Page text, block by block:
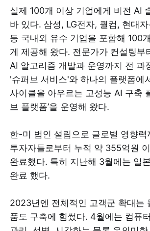
실제 100개 이상 기업에게 비전 AI
바 있다. 삼성, LG전자, 퀄컴, 현대
등 국내외 유수 기업을 포함해 100
게 제공해 왔다. 전문가가 컨설팅부
AI 알고리즘 개발과 운영까지 전 과
'슈퍼브 서비스'와 하나의 플랫폼에
사이클을 아우르는 고성능 AI 구축
브 플랫폼’을 운영해 왔다.
한-미 법인 설립으로 글로벌 영향력
투자자들로부터 누적 약 355억원
완료했다. 특히 지난해 3월에는 일
완료 했다.
2023년엔 전체적인 고객군 확대는
품도 구축에 힘썼다. 4월에는 컴퓨